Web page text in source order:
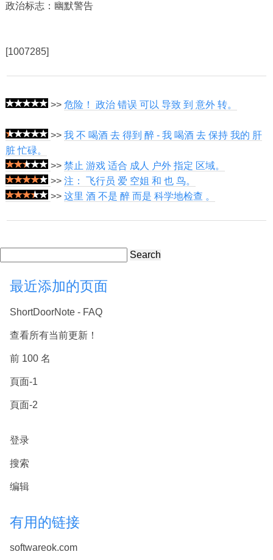
政治标志：幽默警告
[1007285]
>> 危险！ 政治 错误 可以 导致 到 意外 转。
>> 我 不 喝酒 去 得到 醉 - 我 喝酒 去 保持 我的 肝
脏 忙碌。
>> 禁止 游戏 适合 成人 户外 指定 区域。
>> 注： 飞行员 爱 空姐 和 也 鸟。
>> 这里 酒 不是 醉 而是 科学地检查 。
Search
最近添加的页面
ShortDoorNote - FAQ
查看所有当前更新！
前 100 名
頁面-1
頁面-2
登录
搜索
编辑
有用的链接
softwareok.com